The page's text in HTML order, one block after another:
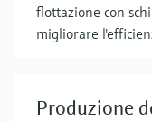
flottazione con
migliorare
Produzione